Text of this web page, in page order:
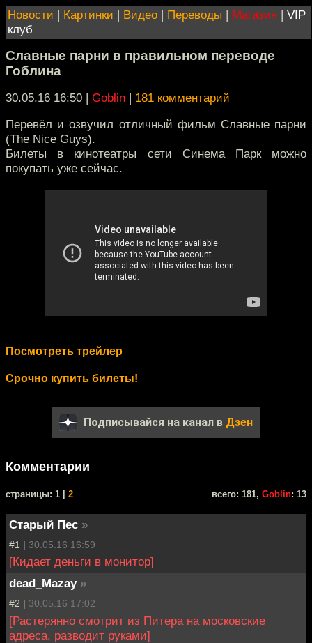
Новости | Картинки | Видео | Переводы | Магазин | VIP
клуб
Славные парни в правильном переводе
Гоблина
30.05.16 16:50 | Goblin | 181 комментарий
Перевёл и озвучил отличный фильм Славные парни
(The Nice Guys).
Билеты в кинотеатры сети Синема Парк можно
покупать уже сейчас.
Посмотреть трейлер
Срочно купить билеты!
Подписывайся на канал в Дзен
Комментарии
cтраницы: 1 | 2 всего: 181, Goblin: 13
Старый Пес »
#1 | 30.05.16 16:59
[Кидает деньги в монитор]
dead_Mazay »
#2 | 30.05.16 17:02
[Растерянно смотрит из Питера на московские
адреса, разводит руками]